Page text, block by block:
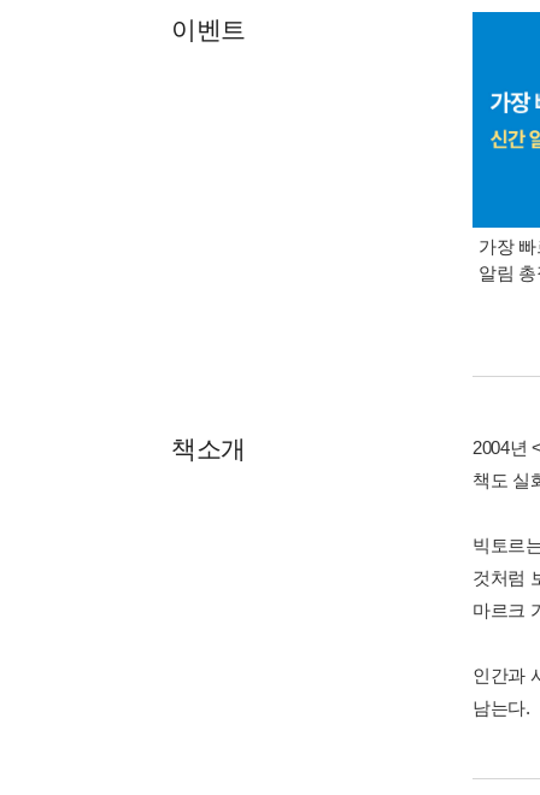
이벤트
가장
알림
책소개
2004년
책도 실
빅토르
것처럼
마르크
인간과
남는다.